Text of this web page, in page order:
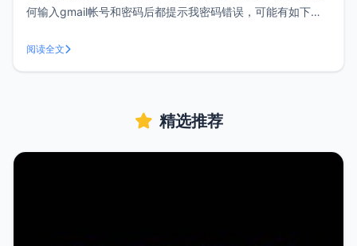
何输入gmail帐号和密码后都提示我密码错误，可能有如下的
页版尝试登录确定密码后再设置foxmail2.你的Gmail账户没有
开启POP或者IMAP服务，可在你的邮箱设置里开启。
阅读全文
精选推荐